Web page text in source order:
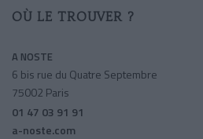
OÙ LE TROUVER ?
A NOSTE
6 bis rue du Quatre Septembre
75002 Paris
01 47 03 91 91
a-noste.com